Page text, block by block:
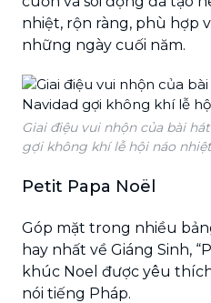
nhiệt, rộn ràng, phù hợp
những ngày cuối năm.
Giai điệu vui nhộn của bài
gợi không khí lễ hội náo
Petit Papa Noël
Góp mặt trong nhiều
hay nhất về Giáng Sinh,
khúc Noel được yêu
nói tiếng Pháp.